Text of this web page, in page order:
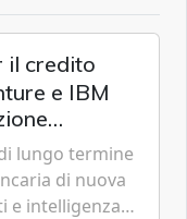
il credito
e IBM
lungo termine
di nuova
e intelligenza